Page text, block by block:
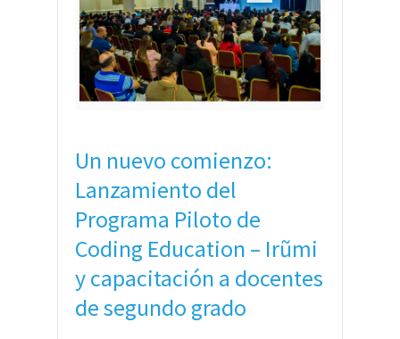
Un nuevo comienzo:
Lanzamiento del
Programa Piloto de
Coding Education – Irũmi
y capacitación a docentes
de segundo grado